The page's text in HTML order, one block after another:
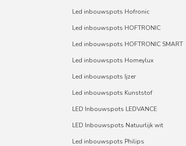
Led inbouwspots Hofronic
Led inbouwspots HOFTRONIC
Led inbouwspots HOFTRONIC SMART
Led inbouwspots Homeylux
Led inbouwspots Ijzer
Led inbouwspots Kunststof
LED Inbouwspots LEDVANCE
LED Inbouwspots Natuurlijk wit
Led inbouwspots Philips